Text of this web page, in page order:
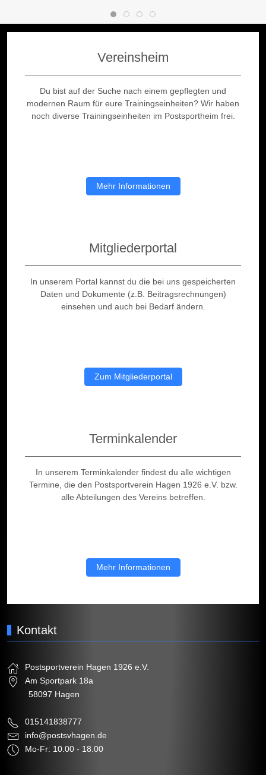
Vereinsheim
Du bist auf der Suche nach einem gepflegten und
modernen Raum für eure Trainingseinheiten? Wir haben
noch diverse Trainingseinheiten im Postsportheim frei.
Mehr Informationen
Mitgliederportal
In unserem Portal kannst du die bei uns gespeicherten
Daten und Dokumente (z.B. Beitragsrechnungen)
einsehen und auch bei Bedarf ändern.
Zum Mitgliederportal
Terminkalender
In unserem Terminkalender findest du alle wichtigen
Termine, die den Postsportverein Hagen 1926 e.V. bzw.
alle Abteilungen des Vereins betreffen.
Mehr Informationen
Kontakt
Postsportverein Hagen 1926 e.V.
Am Sportpark 18a
58097 Hagen
015141838777
info@postsvhagen.de
Mo-Fr: 10.00 - 18.00